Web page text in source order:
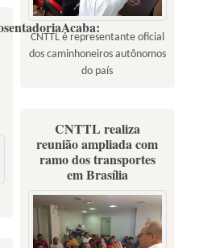
CNTTL é representante oficial
dos caminhoneiros autônomos
do país
CNTTL realiza
reunião ampliada com
ramo dos transportes
em Brasília